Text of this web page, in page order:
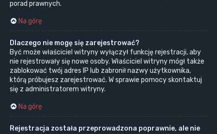
porad prawnych.
Na górę
Dlaczego nie mogę się zarejestrować?
Być może właściciel witryny wyłączył funkcję rejestracji, aby
nie rejestrowały się nowe osoby. Właściciel witryny mógł także
zablokować twój adres IP lub zabronił nazwy użytkownika,
którą próbujesz zarejestrować. W sprawie pomocy skontaktuj
się z administratorem witryny.
Na górę
Rejestracja została przeprowadzona poprawnie, ale nie